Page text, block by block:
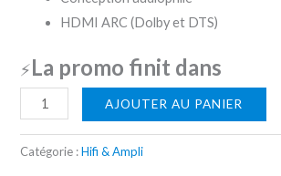
HDMI ARC (Dolby et DTS)
⚡La promo finit dans
AJOUTER AU PANIER
Catégorie :Hifi & Ampli